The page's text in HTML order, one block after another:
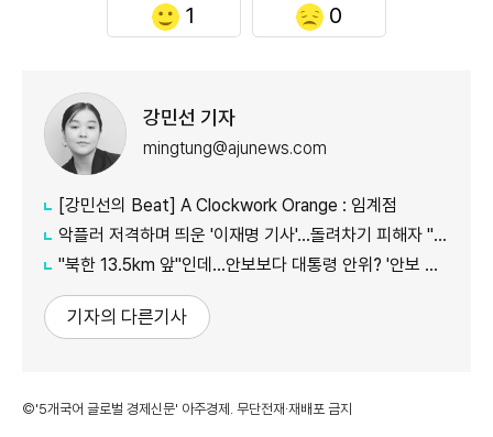
1 0
강민선 기자
mingtung@ajunews.com
[강민선의 Beat] A Clockwork Orange : 임계점
악플러 저격하며 띄운 '이재명 기사'...돌려차기 피해자 "누가 안 읽었나 보라"
"북한 13.5km 앞"인데...안보보다 대통령 안위? '안보 박살' 근황 총정리
기자의 다른기사
©'5개국어 글로벌 경제신문' 아주경제. 무단전재·재배포 금지